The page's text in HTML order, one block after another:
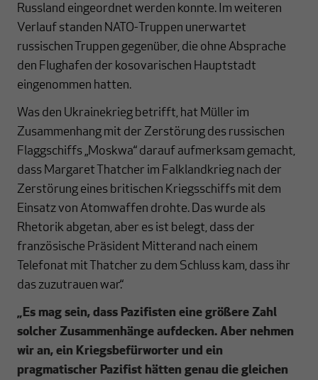
Russland eingeordnet werden konnte. Im weiteren
Verlauf standen NATO-Truppen unerwartet
russischen Truppen gegenüber, die ohne Absprache
den Flughafen der kosovarischen Hauptstadt
eingenommen hatten.
Was den Ukrainekrieg betrifft, hat Müller im
Zusammenhang mit der Zerstörung des russischen
Flaggschiffs „Moskwa“ darauf aufmerksam gemacht,
dass Margaret Thatcher im Falklandkrieg nach der
Zerstörung eines britischen Kriegsschiffs mit dem
Einsatz von Atomwaffen drohte. Das wurde als
Rhetorik abgetan, aber es ist belegt, dass der
französische Präsident Mitterand nach einem
Telefonat mit Thatcher zu dem Schluss kam, dass ihr
das zuzutrauen war.“
„Es mag sein, dass Pazifisten eine größere Zahl
solcher Zusammenhänge aufdecken. Aber nehmen
wir an, ein Kriegsbefürworter und ein
pragmatischer Pazifist hätten genau die gleichen